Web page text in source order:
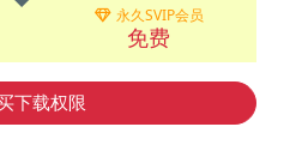
永久SVIP会员
免费
下载权限